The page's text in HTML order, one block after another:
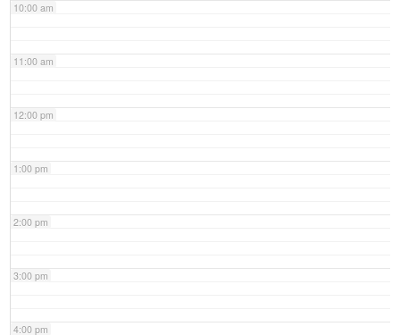
10:00 am
11:00 am
12:00 pm
1:00 pm
2:00 pm
3:00 pm
4:00 pm